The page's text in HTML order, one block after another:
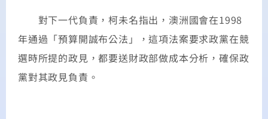
對下一代負責，柯未名指出，澳洲國會在1998
年通過「預算開誠布公法」，這項法案要求政黨在競
選時所提的政見，都要送財政部做成本分析，確保政
黨對其政見負責。